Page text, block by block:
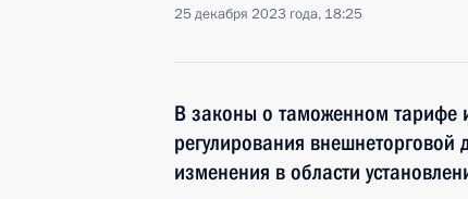
25 декабря 2023 года, 18:25
В законы о таможенном тарифе
регулирования внешнеторговой
изменения в области